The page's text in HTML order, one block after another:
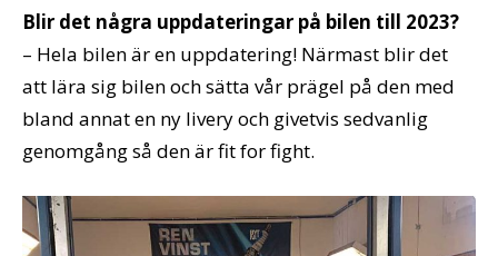
Blir det några uppdateringar på bilen till 2023?
– Hela bilen är en uppdatering! Närmast blir det
att lära sig bilen och sätta vår prägel på den med
bland annat en ny livery och givetvis sedvanlig
genomgång så den är fit for fight.